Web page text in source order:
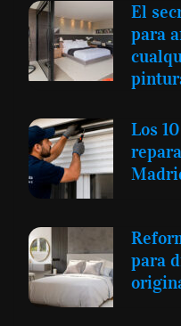
El
para
Los
para